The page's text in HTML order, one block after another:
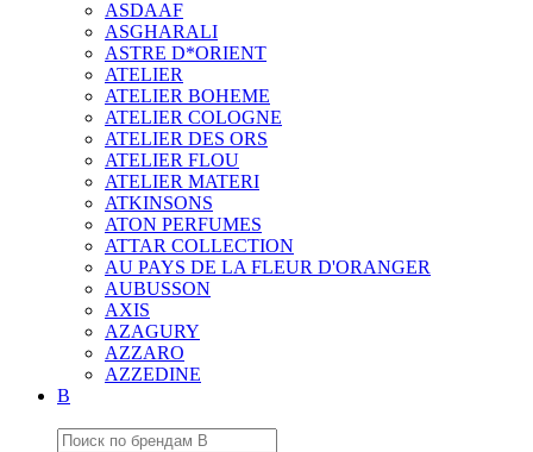
ASDAAF
ASGHARALI
ASTRE D*ORIENT
ATELIER
ATELIER BOHEME
ATELIER COLOGNE
ATELIER DES ORS
ATELIER FLOU
ATELIER MATERI
ATKINSONS
ATON PERFUMES
ATTAR COLLECTION
AU PAYS DE LA FLEUR D'ORANGER
AUBUSSON
AXIS
AZAGURY
AZZARO
AZZEDINE
B